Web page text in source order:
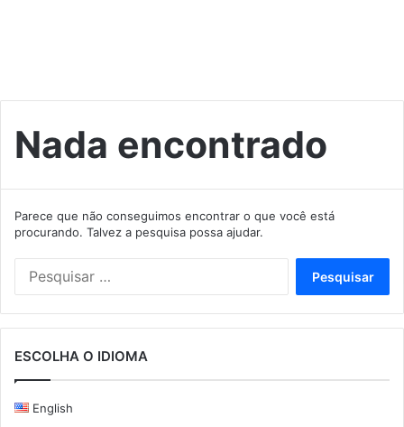
Nada encontrado
Parece que não conseguimos encontrar o que você está
procurando. Talvez a pesquisa possa ajudar.
ESCOLHA O IDIOMA
English